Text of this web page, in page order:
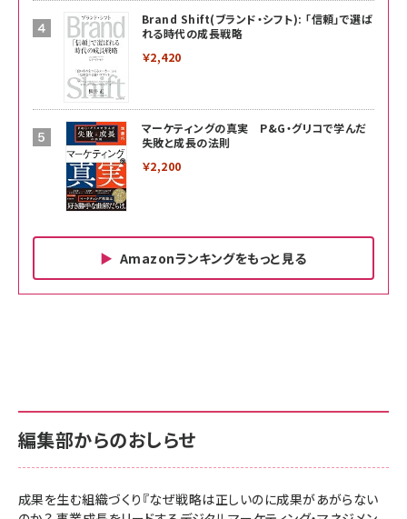
Brand Shift(ブランド・シフト): 「信頼」で選ば
れる時代の成長戦略
￥2,420
マーケティングの真実 P&G・グリコで学んだ
失敗と成長の法則
￥2,200
Amazonランキングをもっと見る
￥880
anan(アンアン)2026/06/24号 No.2500増刊
スペシャルエディション[王道エンタメの矜持／
￥1,100
サポート正規品 メーカー保証5年 KLMEA128G
NIMASO ガラスフィルム iPhone 17 用 保護フィ
すい ガイド枠付き いPhone17 (6.3インチ) 対応
2枚セット DSP25F1698
サポート正規品 メーカー保証5年 KLMEA128G
Amazon eギフトカード - Amazonロゴ - クラ
￥5,000
編集部からのおしらせ
成果を生む組織づくり『なぜ戦略は正しいのに成果があがらない